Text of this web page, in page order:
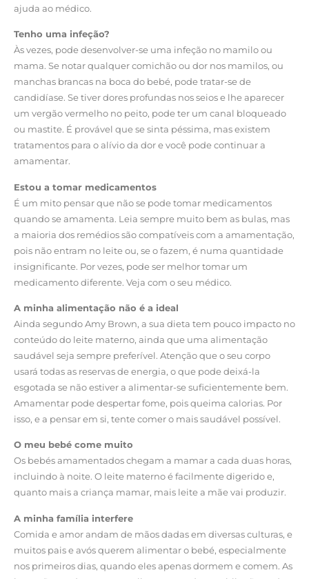
ajuda ao médico.
Tenho uma infeção?
Às vezes, pode desenvolver-se uma infeção no mamilo ou
mama. Se notar qualquer comichão ou dor nos mamilos, ou
manchas brancas na boca do bebé, pode tratar-se de
candidíase. Se tiver dores profundas nos seios e lhe aparecer
um vergão vermelho no peito, pode ter um canal bloqueado
ou mastite. É provável que se sinta péssima, mas existem
tratamentos para o alívio da dor e você pode continuar a
amamentar.
Estou a tomar medicamentos
É um mito pensar que não se pode tomar medicamentos
quando se amamenta. Leia sempre muito bem as bulas, mas
a maioria dos remédios são compatíveis com a amamentação,
pois não entram no leite ou, se o fazem, é numa quantidade
insignificante. Por vezes, pode ser melhor tomar um
medicamento diferente. Veja com o seu médico.
A minha alimentação não é a ideal
Ainda segundo Amy Brown, a sua dieta tem pouco impacto no
conteúdo do leite materno, ainda que uma alimentação
saudável seja sempre preferível. Atenção que o seu corpo
usará todas as reservas de energia, o que pode deixá-la
esgotada se não estiver a alimentar-se suficientemente bem.
Amamentar pode despertar fome, pois queima calorias. Por
isso, e a pensar em si, tente comer o mais saudável possível.
O meu bebé come muito
Os bebés amamentados chegam a mamar a cada duas horas,
incluindo à noite. O leite materno é facilmente digerido e,
quanto mais a criança mamar, mais leite a mãe vai produzir.
A minha família interfere
Comida e amor andam de mãos dadas em diversas culturas, e
muitos pais e avós querem alimentar o bebé, especialmente
nos primeiros dias, quando eles apenas dormem e comem. As